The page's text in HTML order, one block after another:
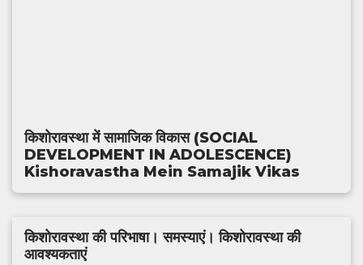
किशोरावस्था में सामाजिक विकास (SOCIAL
DEVELOPMENT IN ADOLESCENCE)
Kishoravastha Mein Samajik Vikas
किशोरावस्था की परिभाषा। समस्याएं। किशोरावस्था की
आवश्यकताएं